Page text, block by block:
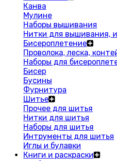
Канва
Мулине
Наборы вышивания
Нитки для вышивания,
Бисероплетение
Проволока, леска,
Наборы для
Бисер
Бусины
Фурнитура
Шитье
Прочее для шитья
Нитки для шитья
Наборы для шитья
Интрументы для шитья
Иглы и булавки
Книги и раскраски